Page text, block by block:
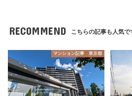
RECOMMEND こちらの記事も人気で
マンション記事 東京都